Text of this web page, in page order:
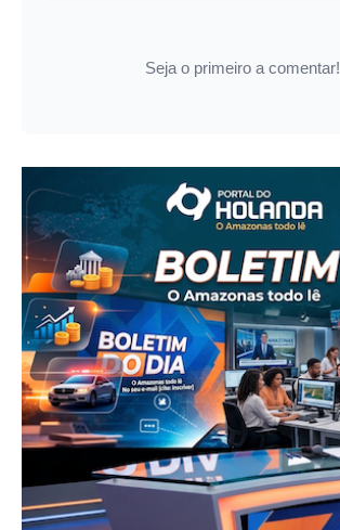
Seja o primeiro a comentar!